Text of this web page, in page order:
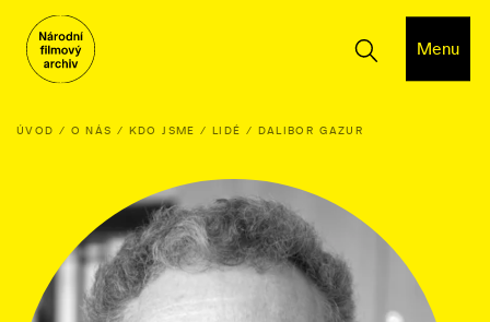
Menu
ÚVOD O NÁS KDO JSME LIDÉ DALIBOR GAZUR